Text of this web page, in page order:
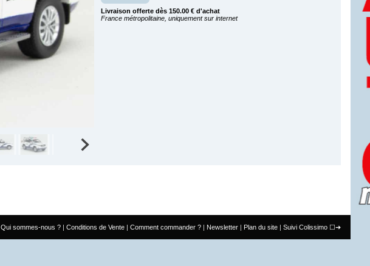
Livraison offerte dès 150.00 € d'achat
France métropolitaine, uniquement sur internet
Qui sommes-nous ? Conditions de Vente Comment commander ? Newsletter Plan du site Suivi Colissimo